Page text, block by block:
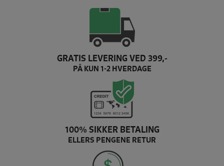
GRATIS LEVERING VED 399,-
PÅ KUN 1-2 HVERDAGE
100% SIKKER BETALING
ELLERS PENGENE RETUR